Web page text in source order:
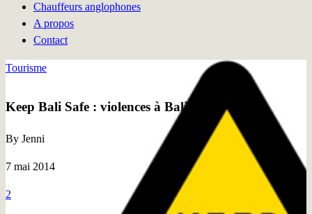
Chauffeurs anglophones
A propos
Contact
Tourisme
Keep Bali Safe : violences à Bali
By Jenni
7 mai 2014
2